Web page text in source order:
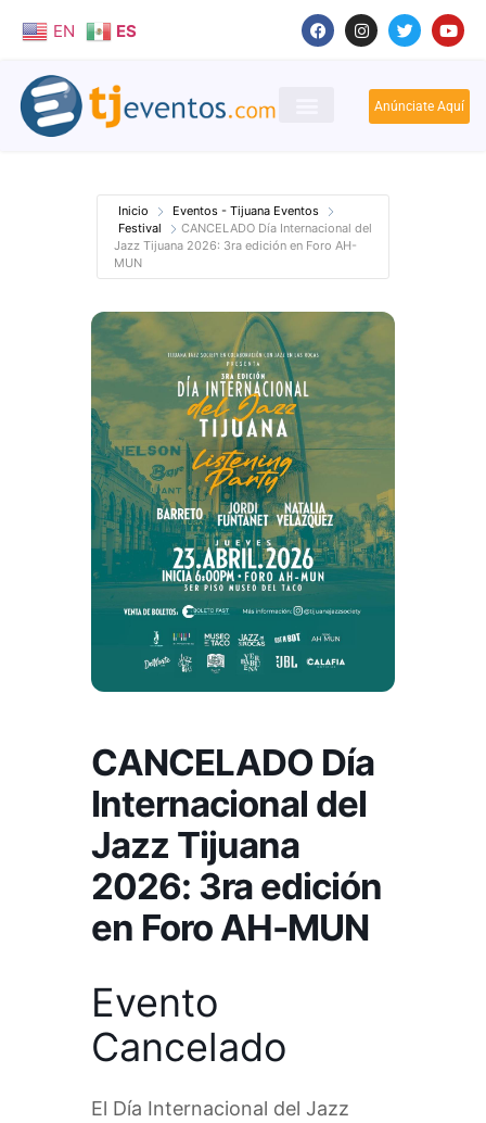
EN ES
Anúnciate Aquí
Inicio
Eventos - Tijuana Eventos
Festival
CANCELADO Día Internacional del
Jazz Tijuana 2026: 3ra edición en Foro AH-
MUN
CANCELADO Día
Internacional del
Jazz Tijuana
2026: 3ra edición
en Foro AH-MUN
Evento
Cancelado
El Día Internacional del Jazz